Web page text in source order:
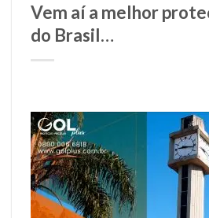
Vem aí a melhor
do Brasil…